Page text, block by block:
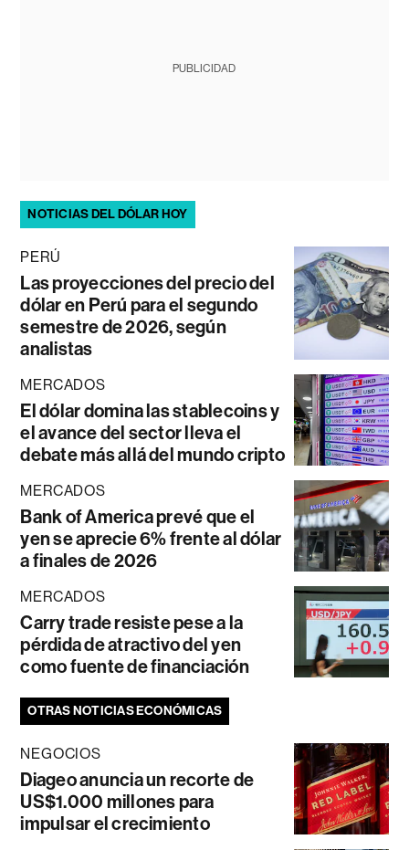
PUBLICIDAD
NOTICIAS DEL DÓLAR HOY
PERÚ
Las proyecciones del precio del
dólar en Perú para el segundo
semestre de 2026, según
analistas
MERCADOS
El dólar domina las stablecoins y
el avance del sector lleva el
debate más allá del mundo cripto
MERCADOS
Bank of America prevé que el
yen se aprecie 6% frente al dólar
a finales de 2026
MERCADOS
Carry trade resiste pese a la
pérdida de atractivo del yen
como fuente de financiación
OTRAS NOTICIAS ECONÓMICAS
NEGOCIOS
Diageo anuncia un recorte de
US$1.000 millones para
impulsar el crecimiento